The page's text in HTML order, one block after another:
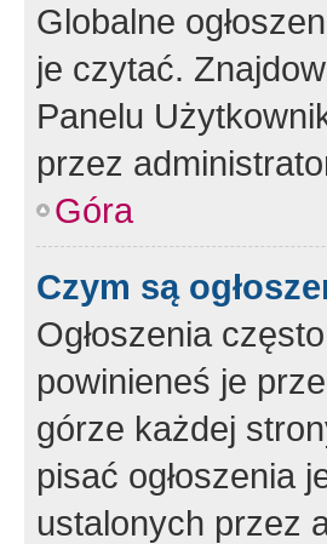
Globalne
je czytać.
Panelu
przez
Góra
Czym są
Ogłoszenia
powinieneś je
górze każdej
pisać ogłoszenia
ustalonych przez